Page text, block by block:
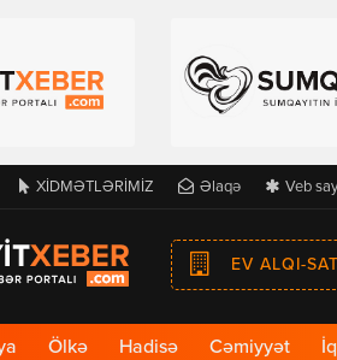
XİDMƏTLƏRİMİZ Əlaqə Veb
EV ALQI-
Ölkə Hadisə Cəmiyyət